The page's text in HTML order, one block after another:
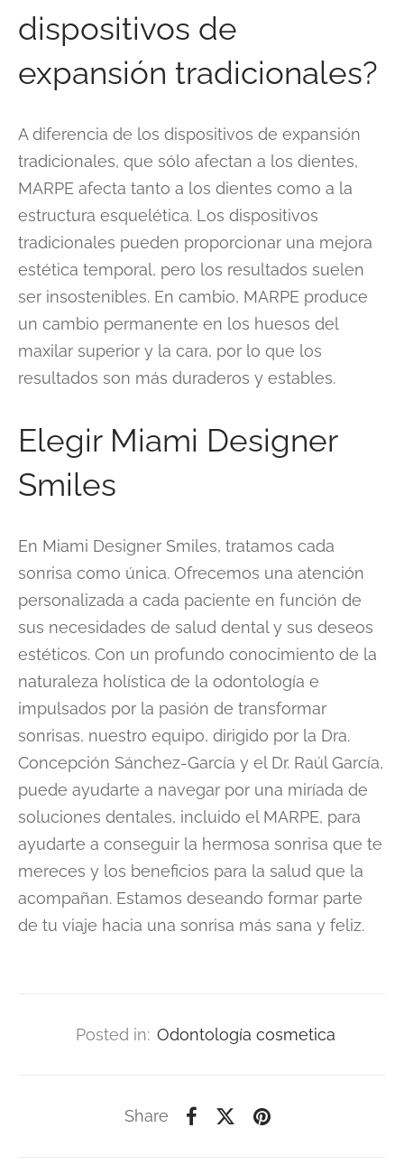
dispositivos de
expansión tradicionales?
A diferencia de los dispositivos de expansión
tradicionales, que sólo afectan a los dientes,
MARPE afecta tanto a los dientes como a la
estructura esquelética. Los dispositivos
tradicionales pueden proporcionar una mejora
estética temporal, pero los resultados suelen
ser insostenibles. En cambio, MARPE produce
un cambio permanente en los huesos del
maxilar superior y la cara, por lo que los
resultados son más duraderos y estables.
Elegir Miami Designer
Smiles
En Miami Designer Smiles, tratamos cada
sonrisa como única. Ofrecemos una atención
personalizada a cada paciente en función de
sus necesidades de salud dental y sus deseos
estéticos. Con un profundo conocimiento de la
naturaleza holística de la odontología e
impulsados por la pasión de transformar
sonrisas, nuestro equipo, dirigido por la Dra.
Concepción Sánchez-García y el Dr. Raúl García,
puede ayudarte a navegar por una miríada de
soluciones dentales, incluido el MARPE, para
ayudarte a conseguir la hermosa sonrisa que te
mereces y los beneficios para la salud que la
acompañan. Estamos deseando formar parte
de tu viaje hacia una sonrisa más sana y feliz.
Posted in: Odontología cosmetica
Share